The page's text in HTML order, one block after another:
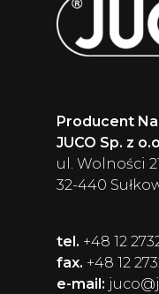
Producent
JUCO Sp. z
ul. Wolności
32-440
tel. +48 12
fax. +48 12
e-mail: